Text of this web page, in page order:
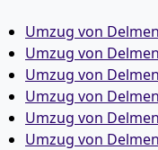
Umzug von
Umzug von
Umzug von
Umzug von
Umzug von
Umzug von